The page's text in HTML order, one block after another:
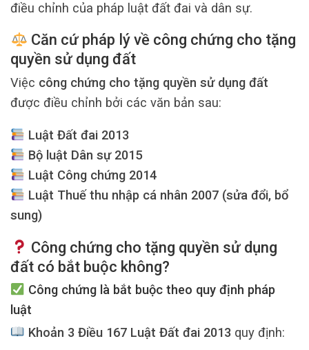
điều chỉnh của pháp luật đất đai và dân sự.
Căn cứ pháp lý về công chứng cho tặng
quyền sử dụng đất
Việc công chứng cho tặng quyền sử dụng đất
được điều chỉnh bởi các văn bản sau:
Luật Đất đai 2013
Bộ luật Dân sự 2015
Luật Công chứng 2014
Luật Thuế thu nhập cá nhân 2007 (sửa đổi, bổ
sung)
Công chứng cho tặng quyền sử dụng
đất có bắt buộc không?
Công chứng là bắt buộc theo quy định pháp
luật
Khoản 3 Điều 167 Luật Đất đai 2013quy định: